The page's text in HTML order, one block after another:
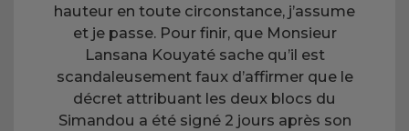
hauteur en toute circonstance, j’assume
et je passe. Pour finir, que Monsieur
Lansana Kouyaté sache qu’il est
scandaleusement faux d’affirmer que le
décret attribuant les deux blocs du
Simandou a été signé 2 jours après son